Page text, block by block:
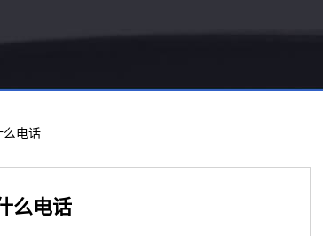
么电话
么电话